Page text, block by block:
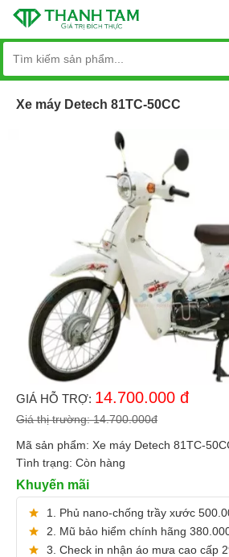
Xe máy Detech 81TC-50CC
GIÁ HỖ TRỢ: 14.700.000 đ
Giá thị trường:14.700.000đ
Mã sản phẩm: Xe máy Detech 81TC-
Tình trạng: Còn hàng
Khuyến mãi
1. Phủ nano-chống trầy xước
2. Mũ bảo hiểm chính hãng
3. Check in nhận áo mưa cao cấp